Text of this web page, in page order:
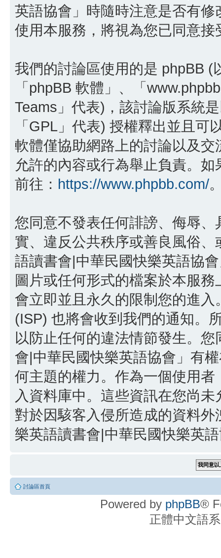
英語協會」時隨時注意是否有
使用本服務，將視為您已同意
我們的討論區使用的是 phpBB
「phpBB 軟體」、「
Teams」代表)，該討論版系統
「GPL」代表) 授權釋出並且可
軟體僅協助網路上的討論以及
允許的內容或行為舉止負責。
前往： https://www.phpbb.com/
您同意不發表任何誹謗、侮辱
實、違反公共秩序或善良風俗
語讀書會|中華民國快樂英語協
圖片或任何形式的檔案於本服
會立即並且永久的限制您的進
(ISP) 也將會收到我們的通知。
以防止任何的違法情節發生。
會|中華民國快樂英語協會」有
何主題的權力。作為一個使用
入資料庫中。這些資訊在您尚
對於因駭客入侵所造成的資料
樂英語讀書會|中華民國快樂英
討論區首頁
Powered by phpBB®
正體中文語